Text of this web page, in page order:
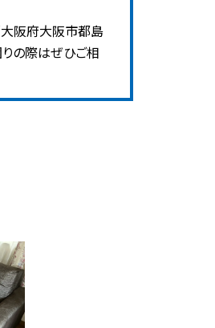
大阪府大阪市都島
の際はぜひご相